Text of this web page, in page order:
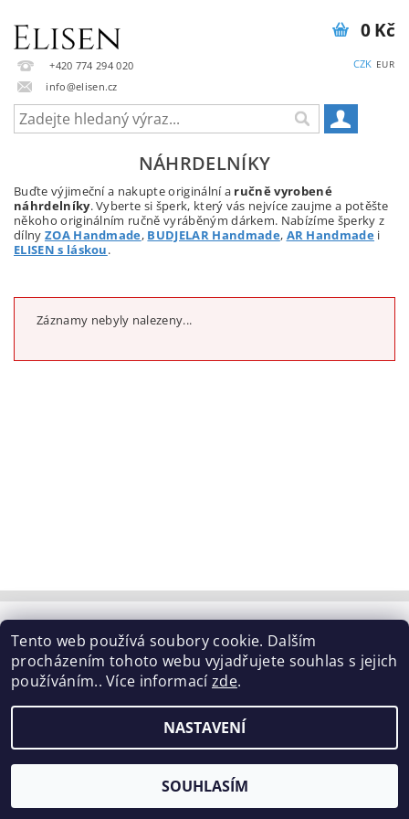
+420 774 294 020
info@elisen.cz
CZK EUR
0 Kč
NÁHRDELNÍKY
Buďte výjimeční a nakupte originální a ručně vyrobené
náhrdelníky. Vyberte si šperk, který vás nejvíce zaujme a potěšte
někoho originálním ručně vyráběným dárkem. Nabízíme šperky z
dílny ZOA Handmade, BUDJELAR Handmade, AR Handmade i
ELISEN s láskou.
Záznamy nebyly nalezeny...
Tabulka velikostí | Doprava a Platba | Blog
Podmínky ochrany osobních údajů | Obchodní podmínky
Výměna / vrácení zboží
ELISEN, všechna práva vyhrazena
Vytvořil Shoptet
Tento web používá soubory cookie. Dalším
procházením tohoto webu vyjadřujete souhlas s jejich
používáním.. Více informacízde.
NASTAVENÍ
SOUHLASÍM